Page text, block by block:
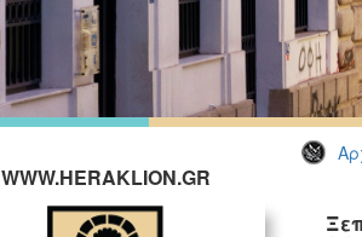
WWW.HERAKLION.GR